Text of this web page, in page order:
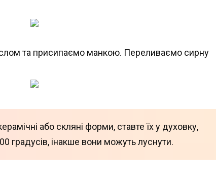
та присипаємо манкою. Переливаємо сирну
або скляні форми, ставте їх у духовку,
градусів, інакше вони можуть луснути.